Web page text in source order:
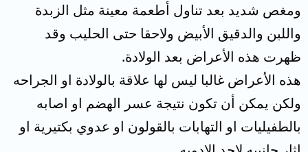
ومغص شديد بعد تناول أطعمة معينة مثل الزبدة
واللبن والدقيق الأبيض ولاحقا حتى الحليب وقد
ظهرت هذه الأعراض بعد الولادة.
هذه الأعراض غالبا ليس لها علاقة بالولادة او الجراحه
ولكن يمكن أن تكون نتيجة عسر الهضم او اصابه
بالطفيليات او التهابات بالقولون او عدوي بكتيرية او